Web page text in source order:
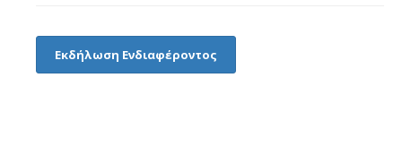
Εκδήλωση Ενδιαφέροντος